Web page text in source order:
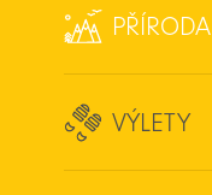
PŘÍRODA
VÝLETY